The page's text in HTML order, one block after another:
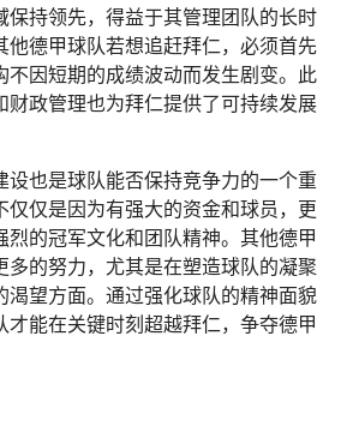
保持领先，得益于其管理团队的长时
他德甲球队若想追赶拜仁，必须首先
不因短期的成绩波动而发生剧变。此
财政管理也为拜仁提供了可持续发展
设也是球队能否保持竞争力的一个重
仅仅是因为有强大的资金和球员，更
烈的冠军文化和团队精神。其他德甲
多的努力，尤其是在塑造球队的凝聚
渴望方面。通过强化球队的精神面貌
才能在关键时刻超越拜仁，争夺德甲